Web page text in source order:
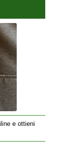
e ottieni